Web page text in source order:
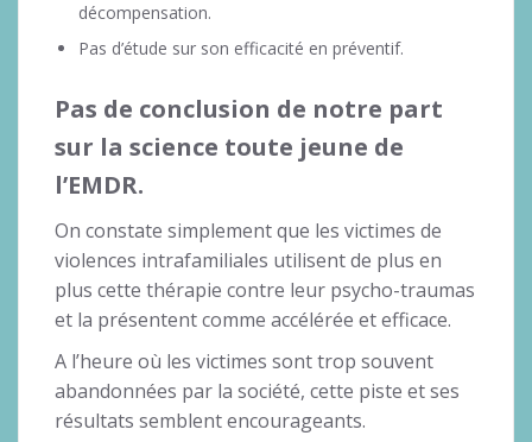
décompensation.
Pas d’étude sur son efficacité en préventif.
Pas de conclusion de notre part
sur la science toute jeune de
l’EMDR.
On constate simplement que les victimes de
violences intrafamiliales utilisent de plus en
plus cette thérapie contre leur psycho-traumas
et la présentent comme accélérée et efficace.
A l’heure où les victimes sont trop souvent
abandonnées par la société, cette piste et ses
résultats semblent encourageants.